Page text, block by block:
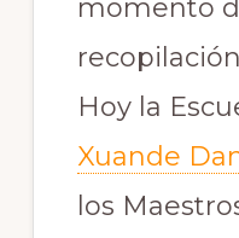
momento
Hoy la
Xuande
los